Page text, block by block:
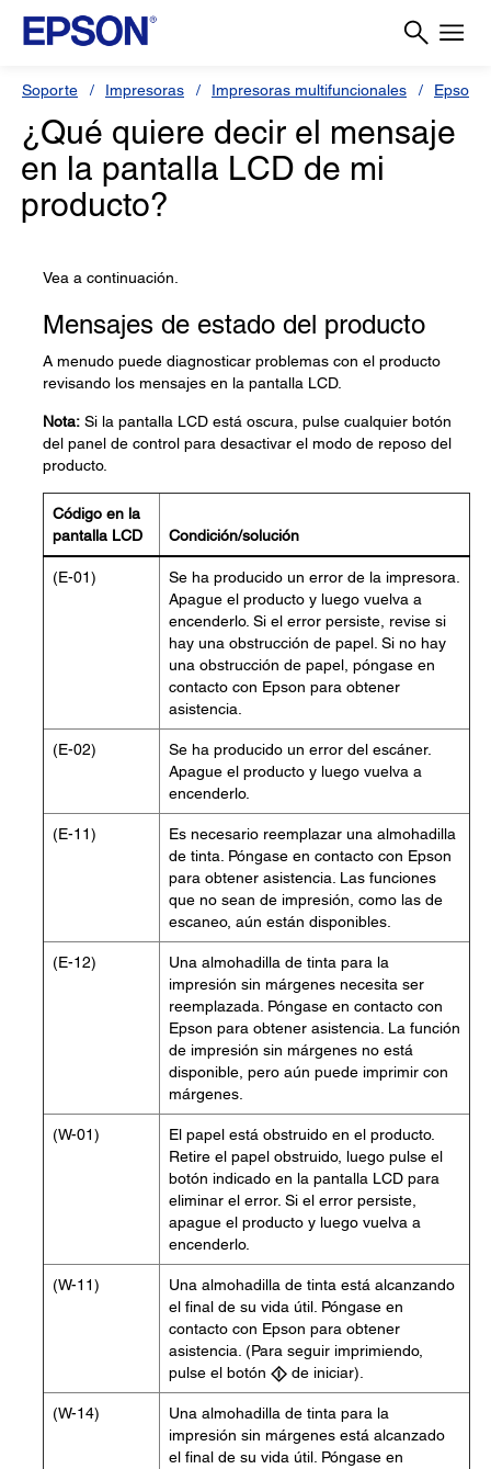
Soporte Impresoras Impresoras multifuncionales Epson L
¿Qué quiere decir el mensaje
en la pantalla LCD de mi
producto?
Vea a continuación.
Mensajes de estado del producto
A menudo puede diagnosticar problemas con el producto
revisando los mensajes en la pantalla LCD.
Nota: Si la pantalla LCD está oscura, pulse cualquier botón
del panel de control para desactivar el modo de reposo del
producto.
Código en la
pantalla LCD
Condición/solución
(E-01)
Se ha producido un error de la impresora.
Apague el producto y luego vuelva a
encenderlo. Si el error persiste, revise si
hay una obstrucción de papel. Si no hay
una obstrucción de papel, póngase en
contacto con Epson para obtener
asistencia.
(E-02)
Se ha producido un error del escáner.
Apague el producto y luego vuelva a
encenderlo.
(E-11)
Es necesario reemplazar una almohadilla
de tinta. Póngase en contacto con Epson
para obtener asistencia. Las funciones
que no sean de impresión, como las de
escaneo, aún están disponibles.
(E-12)
Una almohadilla de tinta para la
impresión sin márgenes necesita ser
reemplazada. Póngase en contacto con
Epson para obtener asistencia. La función
de impresión sin márgenes no está
disponible, pero aún puede imprimir con
márgenes.
(W-01)
El papel está obstruido en el producto.
Retire el papel obstruido, luego pulse el
botón indicado en la pantalla LCD para
eliminar el error. Si el error persiste,
apague el producto y luego vuelva a
encenderlo.
(W-11)
Una almohadilla de tinta está alcanzando
el final de su vida útil. Póngase en
contacto con Epson para obtener
asistencia. (Para seguir imprimiendo,
pulse el botón
de iniciar).
(W-14)
Una almohadilla de tinta para la
impresión sin márgenes está alcanzado
el final de su vida útil. Póngase en